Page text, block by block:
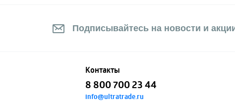
Подписывайтесь на новости и
Контакты
8 800 700 23 44
info@ultratrade.ru